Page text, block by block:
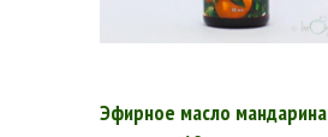
Эфирное масло мандарина